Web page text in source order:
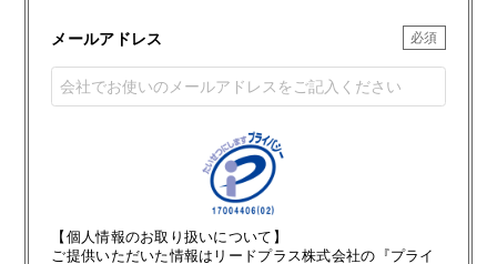
メールアドレス
【個人情報のお取り扱いについて】
ご提供いただいた情報はリードプラス株式会社の『プライ